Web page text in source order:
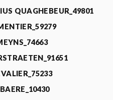
QUAGHEBEUR_49801